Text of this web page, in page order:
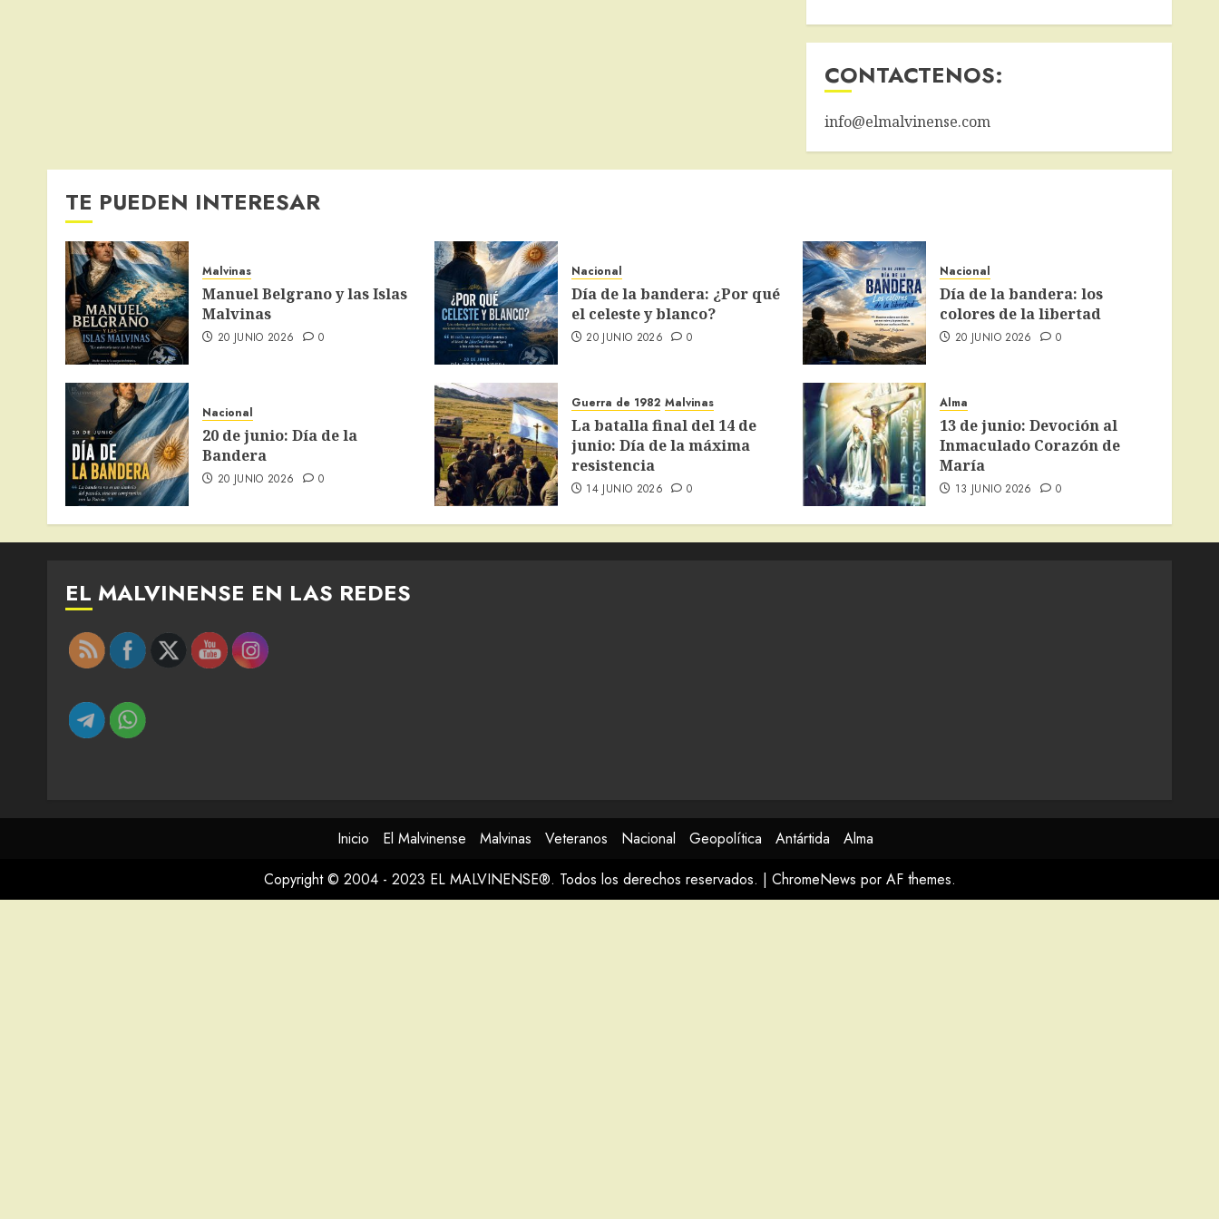
CONTACTENOS:
info@elmalvinense.com
TE PUEDEN INTERESAR
Malvinas
Manuel Belgrano y las Islas
Malvinas
20 JUNIO 2026 0
Nacional
Día de la bandera: ¿Por qué
el celeste y blanco?
20 JUNIO 2026 0
Nacional
Día de la bandera: los
colores de la libertad
20 JUNIO 2026 0
Nacional
20 de junio: Día de la
Bandera
20 JUNIO 2026 0
Guerra de 1982 Malvinas
La batalla final del 14 de
junio: Día de la máxima
resistencia
14 JUNIO 2026 0
Alma
13 de junio: Devoción al
Inmaculado Corazón de
María
13 JUNIO 2026 0
EL MALVINENSE EN LAS REDES
Inicio El Malvinense Malvinas Veteranos Nacional Geopolítica Antártida
Alma
Copyright © 2004 - 2023 EL MALVINENSE®. Todos los derechos reservados. | ChromeNews por AF themes.